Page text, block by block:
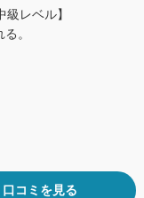
級レベル】
。
コミを見る